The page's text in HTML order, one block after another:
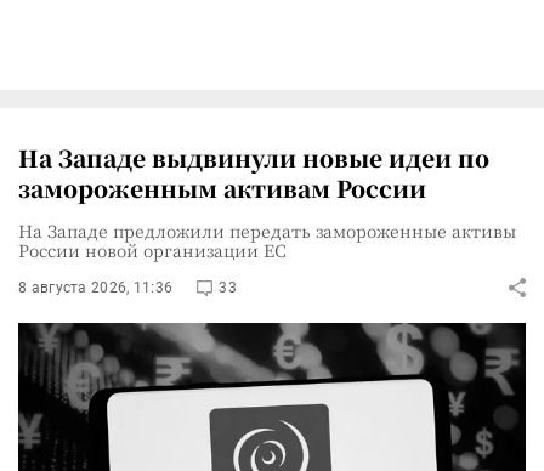
На Западе выдвинули новые идеи по
замороженным активам России
На Западе предложили передать замороженные активы
России новой организации ЕС
8 августа 2026, 11:36 33